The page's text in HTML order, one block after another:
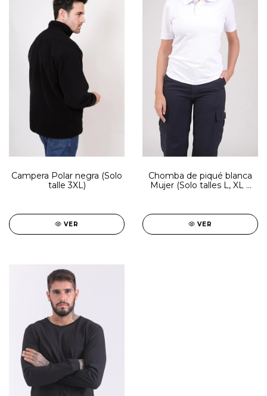
Campera Polar negra (Solo
talle 3XL)
VER
Chomba de piqué blanca
Mujer (Solo talles L, XL y
VER